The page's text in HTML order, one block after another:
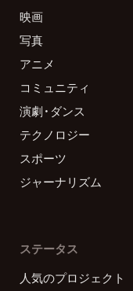
映画
写真
アニメ
コミュニティ
演劇・ダンス
テクノロジー
スポーツ
ジャーナリズム
ステータス
人気のプロジェクト